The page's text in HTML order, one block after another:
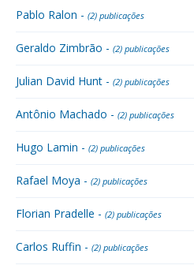
Pablo Ralon - (2) publicações
Geraldo Zimbrão - (2) publicações
Julian David Hunt - (2) publicações
Antônio Machado - (2) publicações
Hugo Lamin - (2) publicações
Rafael Moya - (2) publicações
Florian Pradelle - (2) publicações
Carlos Ruffin - (2) publicações